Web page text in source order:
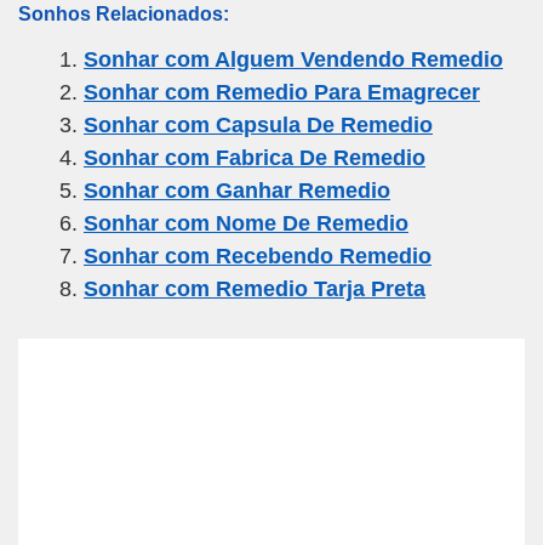
ail c
e
b
o
o
k
tt
er
e
gr
a
m
s
A
p
p
e
Sonhos Relacionados:
Sonhar com Alguem Vendendo Remedio
Sonhar com Remedio Para Emagrecer
Sonhar com Capsula De Remedio
Sonhar com Fabrica De Remedio
Sonhar com Ganhar Remedio
Sonhar com Nome De Remedio
Sonhar com Recebendo Remedio
Sonhar com Remedio Tarja Preta